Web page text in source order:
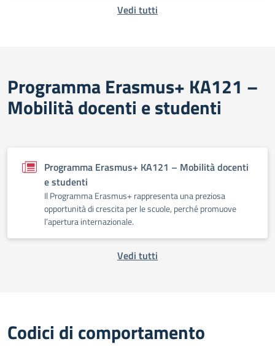
Vedi tutti
Programma Erasmus+ KA121 –
Mobilità docenti e studenti
Programma Erasmus+ KA121 – Mobilità docenti
e studenti
Il Programma Erasmus+ rappresenta una preziosa
opportunità di crescita per le scuole, perché promuove
l’apertura internazionale.
Vedi tutti
Codici di comportamento